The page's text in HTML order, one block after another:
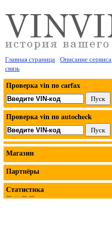
Главная страница Описание сервиса
связь
Проверка vin по carfax
Проверка vin по autocheck
Магазин
Партнёры
Статистика